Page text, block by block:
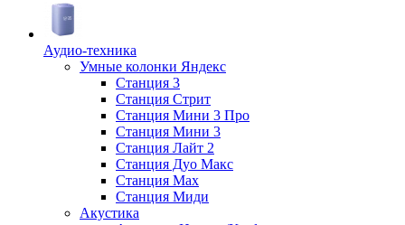
Аудио-техника
Умные колонки Яндекс
Станция 3
Станция Стрит
Станция Мини 3 Про
Станция Мини 3
Станция Лайт 2
Станция Дуо Макс
Станция Max
Станция Миди
Акустика